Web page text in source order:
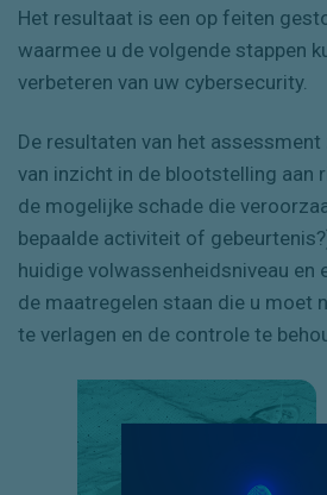
Het resultaat is een op feiten
waarmee u de volgende stappen
verbeteren van uw cybersecurity.
De resultaten van het
van inzicht in de blootstelling aan
de mogelijke schade die
bepaalde activiteit of
huidige volwassenheidsniveau en
de maatregelen staan die u moet
te verlagen en de controle te